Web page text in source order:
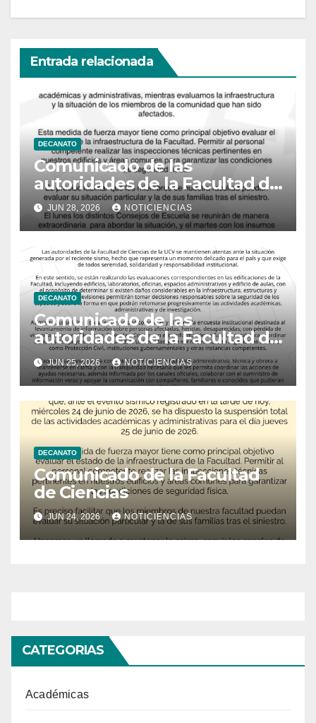
Entrada relacionada
DECANATO
Comunicado de las
autoridades de la Facultad de
Ciencias
JUN 28, 2026 NOTICIENCIAS
DECANATO
Comunicado de las
autoridades de la Facultad de
Ciencias
JUN 25, 2026 NOTICIENCIAS
DECANATO
Comunicado de la Facultad
de Ciencias
JUN 24, 2026 NOTICIENCIAS
CATEGORIAS
Académicas